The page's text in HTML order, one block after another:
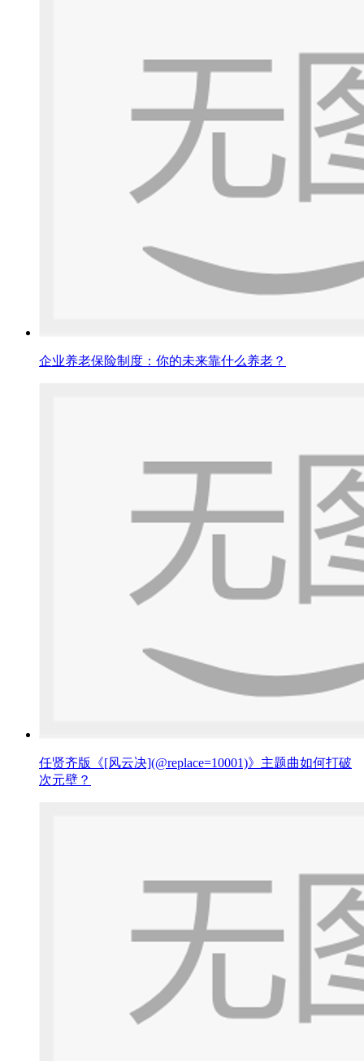
企业养老保险制度：你的未来靠什么养老？
任贤齐版《[风云决](@replace=10001)》主题曲如何打破
次元壁？